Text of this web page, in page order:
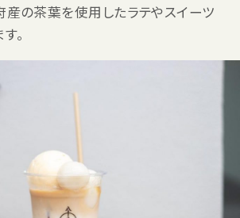
の茶葉を使用したラテやスイーツ
。